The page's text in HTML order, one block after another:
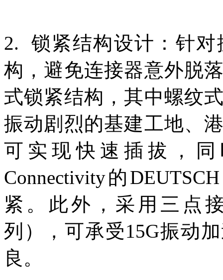
2. 锁紧结构设计：针
构，避免连接器意外脱
式锁紧结构，其中螺纹
振动剧烈的基建工地、
可实现快速插拔，
Connectivity的
紧。此外，采用三点
列），可承受15G振动
良。